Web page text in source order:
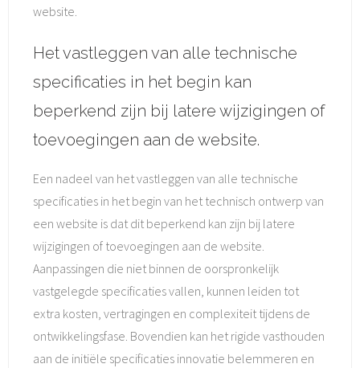
website.
Het vastleggen van alle technische
specificaties in het begin kan
beperkend zijn bij latere wijzigingen of
toevoegingen aan de website.
Een nadeel van het vastleggen van alle technische
specificaties in het begin van het technisch ontwerp van
een website is dat dit beperkend kan zijn bij latere
wijzigingen of toevoegingen aan de website.
Aanpassingen die niet binnen de oorspronkelijk
vastgelegde specificaties vallen, kunnen leiden tot
extra kosten, vertragingen en complexiteit tijdens de
ontwikkelingsfase. Bovendien kan het rigide vasthouden
aan de initiële specificaties innovatie belemmeren en